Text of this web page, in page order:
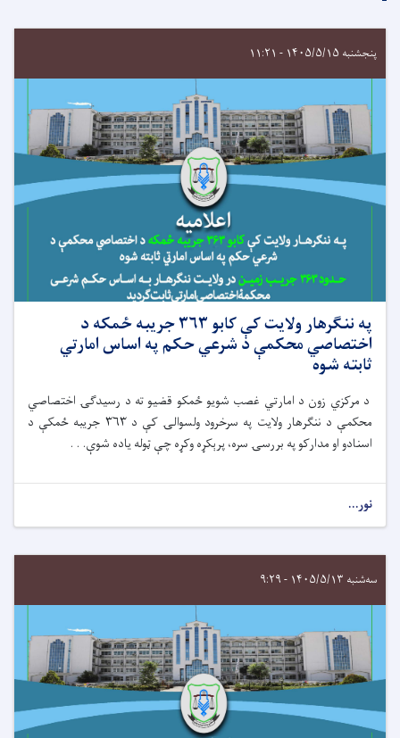
پنجشنبه ۱۴۰۵/۵/۱۵ - ۱۱:۲۱
په ننګرهار ولایت کې کابو ۳۶۳ جریبه ځمکه د
اختصاصي محکمې د شرعي حکم په اساس امارتي
ثابته شوه
د مرکزي زون د امارتي غصب شویو ځمکو قضیو ته د رسیدګۍ اختصاصي
محکمې د ننګرهار ولایت په سرخرود ولسوالۍ کې د ۳۶۳ جریبه ځمکې د
اسنادو او مدارکو په بررسۍ سره، پرېکړه وکړه چې ټوله یاده شوې. . .
نور...
سه‌شنبه ۱۴۰۵/۵/۱۳ - ۹:۲۹